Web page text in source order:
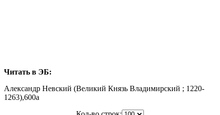
Читать в ЭБ:
Александр Невский (Великий Князь Владимирский ; 1220-
1263),600a